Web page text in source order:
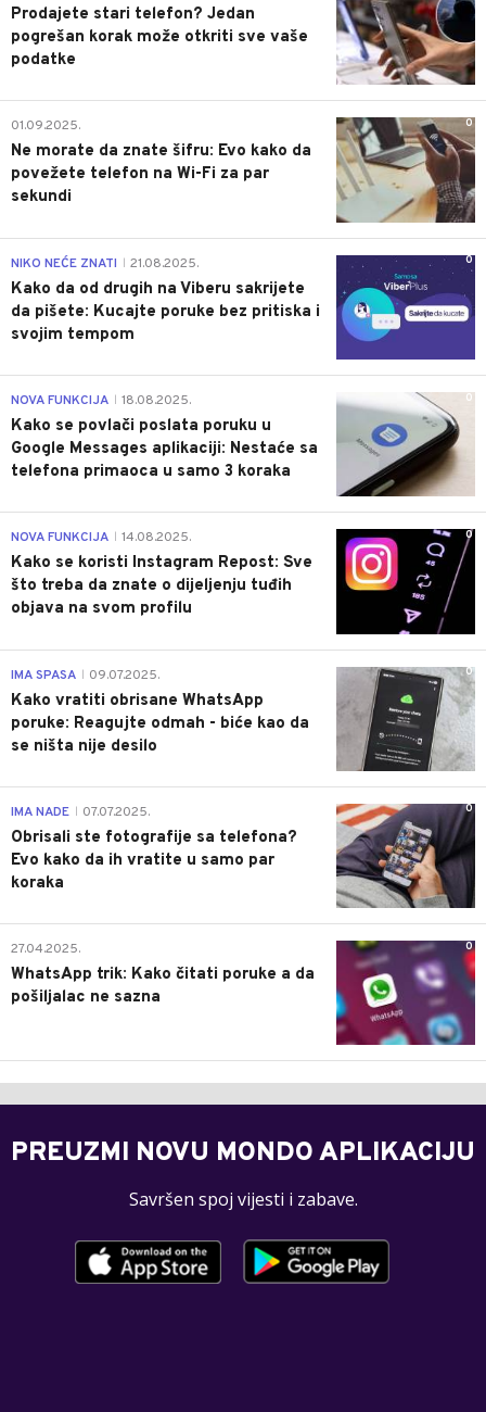
Prodajete stari telefon? Jedan
pogrešan korak može otkriti sve vaše
podatke
0
01.09.2025.
Ne morate da znate šifru: Evo kako da
povežete telefon na Wi-Fi za par
sekundi
0
NIKO NEĆE ZNATI 21.08.2025.
Kako da od drugih na Viberu sakrijete
da pišete: Kucajte poruke bez pritiska i
svojim tempom
0
NOVA FUNKCIJA 18.08.2025.
Kako se povlači poslata poruku u
Google Messages aplikaciji: Nestaće sa
telefona primaoca u samo 3 koraka
0
NOVA FUNKCIJA 14.08.2025.
Kako se koristi Instagram Repost: Sve
što treba da znate o dijeljenju tuđih
objava na svom profilu
0
IMA SPASA 09.07.2025.
Kako vratiti obrisane WhatsApp
poruke: Reagujte odmah - biće kao da
se ništa nije desilo
0
IMA NADE 07.07.2025.
Obrisali ste fotografije sa telefona?
Evo kako da ih vratite u samo par
koraka
0
27.04.2025.
WhatsApp trik: Kako čitati poruke a da
pošiljalac ne sazna
PREUZMI NOVU MONDO APLIKACIJU
Savršen spoj vijesti i zabave.